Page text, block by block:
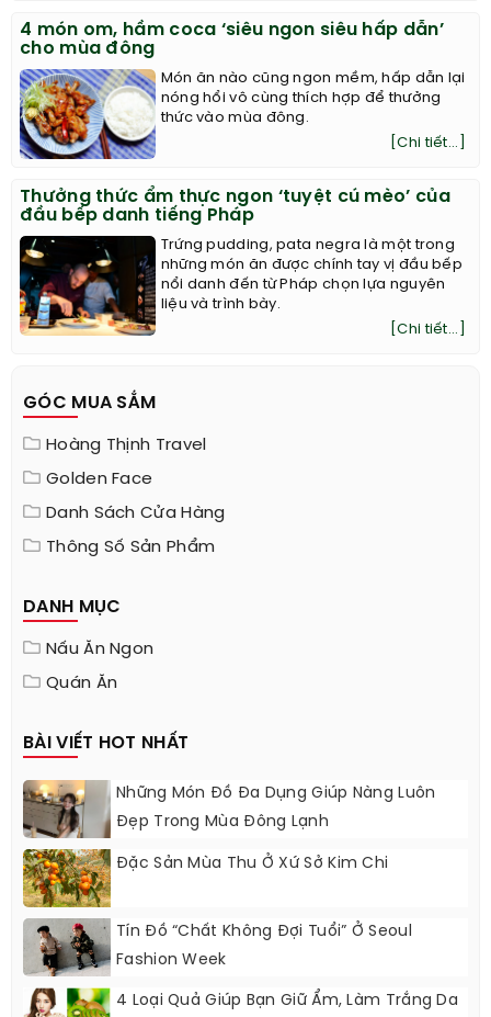
4 món om, hầm coca ‘siêu ngon siêu hấp dẫn’
cho mùa đông
Món ăn nào cũng ngon mềm, hấp dẫn lại
nóng hổi vô cùng thích hợp để thưởng
thức vào mùa đông.
[Chi tiết...]
Thưởng thức ẩm thực ngon ‘tuyệt cú mèo’ của
đầu bếp danh tiếng Pháp
Trứng pudding, pata negra là một trong
những món ăn được chính tay vị đầu bếp
nổi danh đến từ Pháp chọn lựa nguyên
liệu và trình bày.
[Chi tiết...]
GÓC MUA SẮM
Hoàng Thịnh Travel
Golden Face
Danh Sách Cửa Hàng
Thông Số Sản Phẩm
DANH MỤC
Nấu Ăn Ngon
Quán Ăn
BÀI VIẾT HOT NHẤT
Những Món Đồ Đa Dụng Giúp Nàng Luôn
Đẹp Trong Mùa Đông Lạnh
Đặc Sản Mùa Thu Ở Xứ Sở Kim Chi
Tín Đồ “chất Không Đợi Tuổi” Ở Seoul
Fashion Week
4 Loại Quả Giúp Bạn Giữ Ẩm, Làm Trắng Da